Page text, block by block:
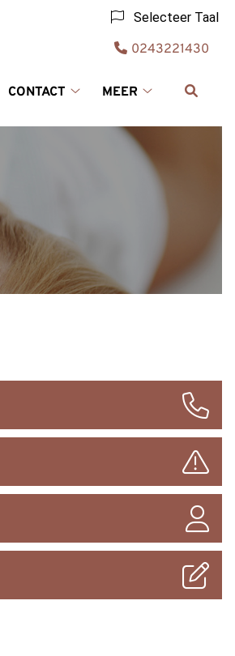
Selecteer Taal
CONTACT
submenu
MEER
submenu
Tel:
0243221430